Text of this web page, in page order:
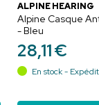
ALPINE HEARING
Alpine Casque
- Bleu
28,11€
En stock -